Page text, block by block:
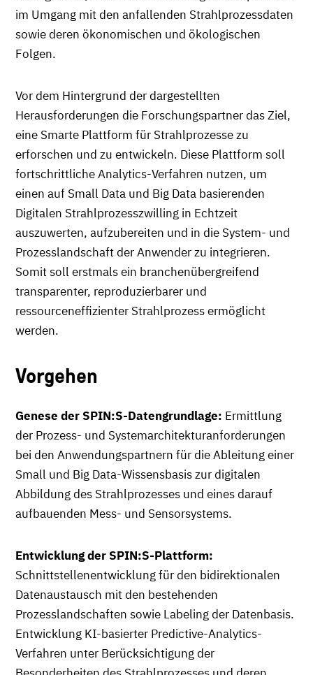
im Umgang mit den anfallenden Strahlprozessdaten
sowie deren ökonomischen und ökologischen
Folgen.
Vor dem Hintergrund der dargestellten
Herausforderungen die Forschungspartner das Ziel,
eine Smarte Plattform für Strahlprozesse zu
erforschen und zu entwickeln. Diese Plattform soll
fortschrittliche Analytics-Verfahren nutzen, um
einen auf Small Data und Big Data basierenden
Digitalen Strahlprozesszwilling in Echtzeit
auszuwerten, aufzubereiten und in die System- und
Prozesslandschaft der Anwender zu integrieren.
Somit soll erstmals ein branchenübergreifend
transparenter, reproduzierbarer und
ressourceneffizienter Strahlprozess ermöglicht
werden.
Vorgehen
Genese der SPIN:S-Datengrundlage: Ermittlung
der Prozess- und Systemarchitekturanforderungen
bei den Anwendungspartnern für die Ableitung einer
Small und Big Data-Wissensbasis zur digitalen
Abbildung des Strahlprozesses und eines darauf
aufbauenden Mess- und Sensorsystems.
Entwicklung der SPIN:S-Plattform:
Schnittstellenentwicklung für den bidirektionalen
Datenaustausch mit den bestehenden
Prozesslandschaften sowie Labeling der Datenbasis.
Entwicklung KI-basierter Predictive-Analytics-
Verfahren unter Berücksichtigung der